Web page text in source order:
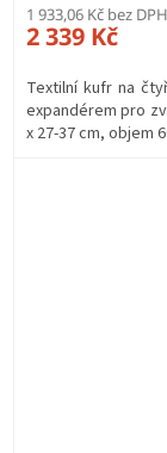
1 933,06 Kč bez DPH
2 339 Kč
Textilní kufr na
expandérem pro
x 27-37 cm, objem